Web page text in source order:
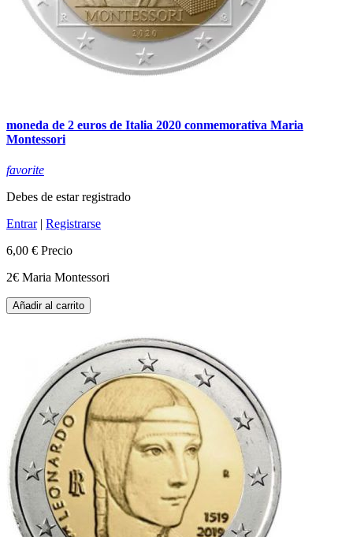
moneda de 2 euros de Italia 2020 conmemorativa Maria
Montessori
favorite
Debes de estar registrado
Entrar| Registrarse
6,00 € Precio
2€ Maria Montessori
Añadir al carrito